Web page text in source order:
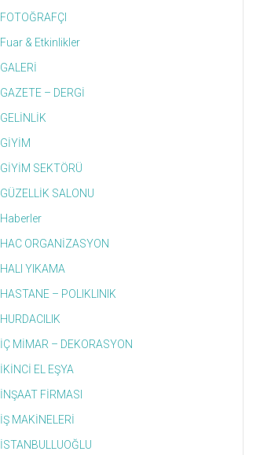
FOTOĞRAFÇI
Fuar & Etkinlikler
GALERİ
GAZETE – DERGİ
GELİNLİK
GİYİM
GİYİM SEKTÖRÜ
GÜZELLİK SALONU
Haberler
HAC ORGANİZASYON
HALI YIKAMA
HASTANE – POLIKLINIK
HURDACILIK
İÇ MİMAR – DEKORASYON
İKİNCİ EL EŞYA
İNŞAAT FİRMASI
İŞ MAKİNELERİ
İSTANBULLUOĞLU